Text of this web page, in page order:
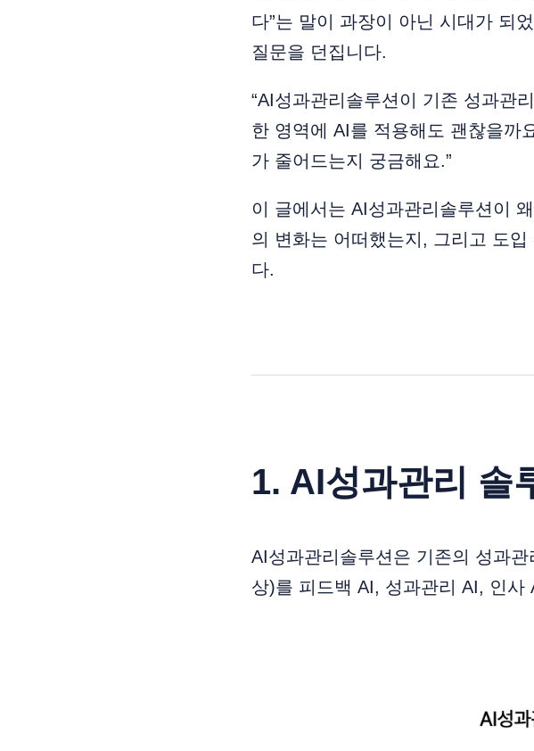
다”는 말이 과장이 아닌 시대가 되
질문을 던집니다.
“AI성과관리솔루션이 기존 성과관
한 영역에 AI를 적용해도 괜찮을까
가 줄어드는지 궁금해요.”
이 글에서는 AI성과관리솔루션이
의 변화는 어떠했는지, 그리고 도
다.
1. AI성과관리 솔
AI성과관리솔루션은 기존의 성과
상)를 피드백 AI, 성과관리 AI, 인사